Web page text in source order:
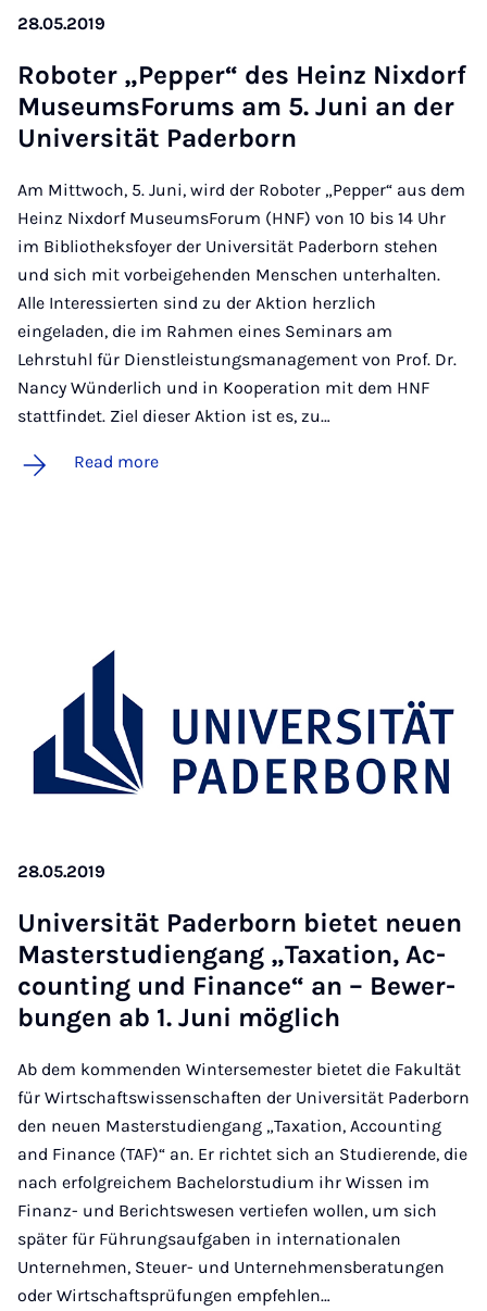
28.05.2019
Ro­boter „Pep­per“ des Heinz Nix­dorf
Mu­seums­For­ums am 5. Juni an der
Uni­versität Pader­born
Am Mittwoch, 5. Juni, wird der Roboter „Pepper“ aus dem
Heinz Nixdorf MuseumsForum (HNF) von 10 bis 14 Uhr
im Bibliotheksfoyer der Universität Paderborn stehen
und sich mit vorbeigehenden Menschen unterhalten.
Alle Interessierten sind zu der Aktion herzlich
eingeladen, die im Rahmen eines Seminars am
Lehrstuhl für Dienstleistungsmanagement von Prof. Dr.
Nancy Wünderlich und in Kooperation mit dem HNF
stattfindet. Ziel dieser Aktion ist es, zu…
Read more
28.05.2019
Uni­versität Pader­born bi­etet neuen
Mas­ter­stud­i­engang „Tax­a­tion, Ac­
count­ing und Fin­ance“ an – Be­w­er­
bun­gen ab 1. Juni mög­lich
Ab dem kommenden Wintersemester bietet die Fakultät
für Wirtschaftswissenschaften der Universität Paderborn
den neuen Masterstudiengang „Taxation, Accounting
and Finance (TAF)“ an. Er richtet sich an Studierende, die
nach erfolgreichem Bachelorstudium ihr Wissen im
Finanz- und Berichtswesen vertiefen wollen, um sich
später für Führungsaufgaben in internationalen
Unternehmen, Steuer- und Unternehmensberatungen
oder Wirtschaftsprüfungen empfehlen…